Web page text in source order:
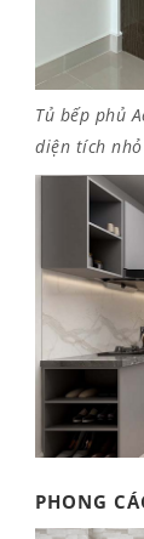
Tủ bếp phủ
diện tích nhỏ
PHONG